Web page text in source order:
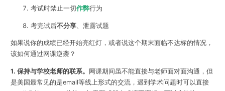
考试时禁止一切作弊行为
考完试后不分享、泄露试题
如果说你的成绩已经开始亮红灯，或者说这个期末面临不达标的情况，
该如何通过网课逆袭？
1. 保持与学校老师的联系。
网课期间虽不能直接与老师面对面沟通，但
是美国最常见的是email等线上形式的交流，遇到学术问题时可以直接